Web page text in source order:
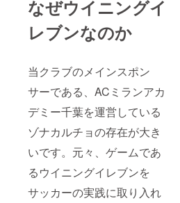
なぜウイニングイ
レブンなのか
当クラブのメインスポン
サーである、ACミランアカ
デミー千葉を運営している
ゾナカルチョの存在が大き
いです。元々、ゲームであ
るウイニングイレブンを
サッカーの実践に取り入れ